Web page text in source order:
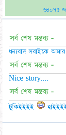
৬৪০৭৫
সর্ব শেষ মন্তব্য -
ধন্যবাদ সবাইকে
সর্ব শেষ মন্তব্য -
Nice story....
সর্ব শেষ মন্তব্য -
টুকিইইইই